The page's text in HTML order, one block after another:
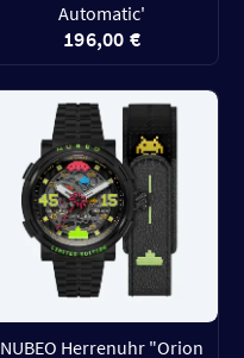
Automatic'
196,00 €
NUBEO Herrenuhr "Orion